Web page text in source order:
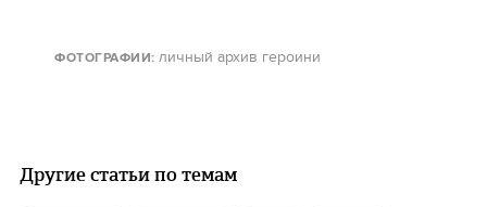
ФОТОГРАФИИ: личный архив героини
Другие статьи по темам